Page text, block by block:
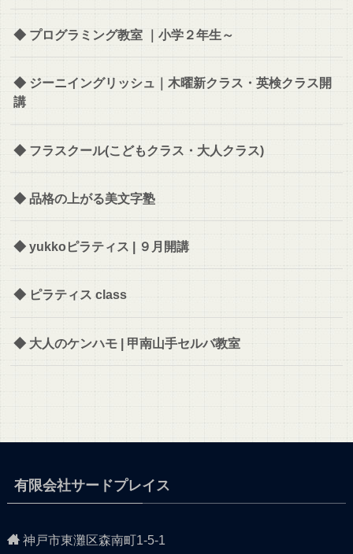
◆ プログラミング教室 ｜小学２年生～
◆ ジーニイングリッシュ｜木曜新クラス・英検クラス開
講
◆ フラスクール(こどもクラス・大人クラス)
◆ 品格の上がる美文字塾
◆ yukkoピラティス | ９月開講
◆ ピラティス class
◆ 大人のケンハモ | 甲南山手セルバ教室
有限会社サードプレイス
神戸市東灘区森南町1-5-1